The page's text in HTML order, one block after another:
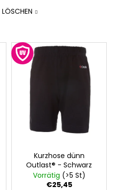
LÖSCHEN
Kurzhose dünn
Outlast® - Schwarz
Vorrätig (>5 St)
€25,45